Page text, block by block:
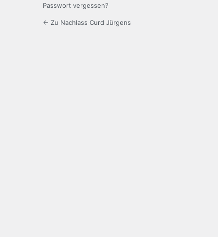
Passwort vergessen?
← Zu Nachlass Curd Jürgens